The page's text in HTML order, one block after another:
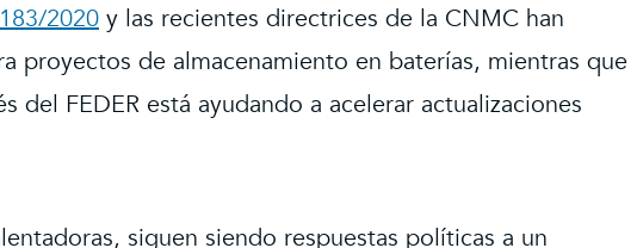
2020 y las recientes directrices de la CNMC han
proyectos de almacenamiento en baterías, mientras que
del FEDER está ayudando a acelerar actualizaciones
siguen siendo respuestas políticas a un